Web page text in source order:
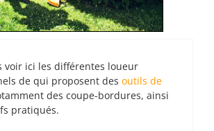
voir ici les différentes loueur
de qui proposent des outils de
des coupe-bordures, ainsi
pratiqués.